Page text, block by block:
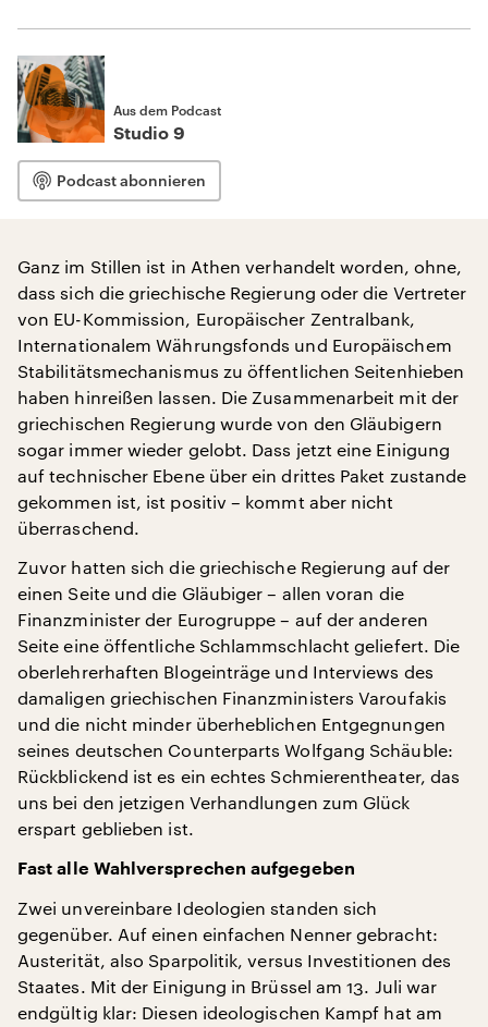
Aus dem Podcast
Studio 9
Podcast abonnieren
Ganz im Stillen ist in Athen verhandelt worden, ohne,
dass sich die griechische Regierung oder die Vertreter
von EU-Kommission, Europäischer Zentralbank,
Internationalem Währungsfonds und Europäischem
Stabilitätsmechanismus zu öffentlichen Seitenhieben
haben hinreißen lassen. Die Zusammenarbeit mit der
griechischen Regierung wurde von den Gläubigern
sogar immer wieder gelobt. Dass jetzt eine Einigung
auf technischer Ebene über ein drittes Paket zustande
gekommen ist, ist positiv – kommt aber nicht
überraschend.
Zuvor hatten sich die griechische Regierung auf der
einen Seite und die Gläubiger – allen voran die
Finanzminister der Eurogruppe – auf der anderen
Seite eine öffentliche Schlammschlacht geliefert. Die
oberlehrerhaften Blogeinträge und Interviews des
damaligen griechischen Finanzministers Varoufakis
und die nicht minder überheblichen Entgegnungen
seines deutschen Counterparts Wolfgang Schäuble:
Rückblickend ist es ein echtes Schmierentheater, das
uns bei den jetzigen Verhandlungen zum Glück
erspart geblieben ist.
Fast alle Wahlversprechen aufgegeben
Zwei unvereinbare Ideologien standen sich
gegenüber. Auf einen einfachen Nenner gebracht:
Austerität, also Sparpolitik, versus Investitionen des
Staates. Mit der Einigung in Brüssel am 13. Juli war
endgültig klar: Diesen ideologischen Kampf hat am